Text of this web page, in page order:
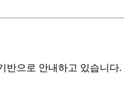
반으로 안내하고 있습니다.